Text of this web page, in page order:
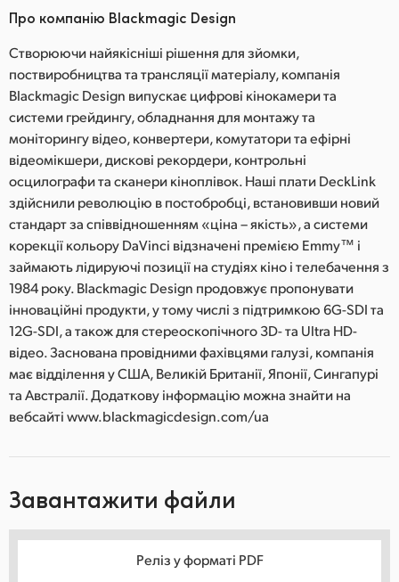
Про компанію Blackmagic Design
Створюючи найякісніші рішення для зйомки,
поствиробництва та трансляції матеріалу, компанія
Blackmagic Design випускає цифрові кінокамери та
системи грейдингу, обладнання для монтажу та
моніторингу відео, конвертери, комутатори та ефірні
відеомікшери, дискові рекордери, контрольні
осцилографи та сканери кіноплівок. Наші плати DeckLink
здійснили революцію в постобробці, встановивши новий
стандарт за співвідношенням «ціна – якість», а системи
корекції кольору DaVinci відзначені премією Emmy™ і
займають лідируючі позиції на студіях кіно і телебачення з
1984 року. Blackmagic Design продовжує пропонувати
інноваційні продукти, у тому числі з підтримкою 6G-SDI та
12G-SDI, а також для стереоскопічного 3D- та Ultra HD-
відео. Заснована провідними фахівцями галузі, компанія
має відділення у США, Великій Британії, Японії, Сингапурі
та Австралії. Додаткову інформацію можна знайти на
вебсайті www.blackmagicdesign.com/ua
Завантажити файли
Реліз у форматі PDF